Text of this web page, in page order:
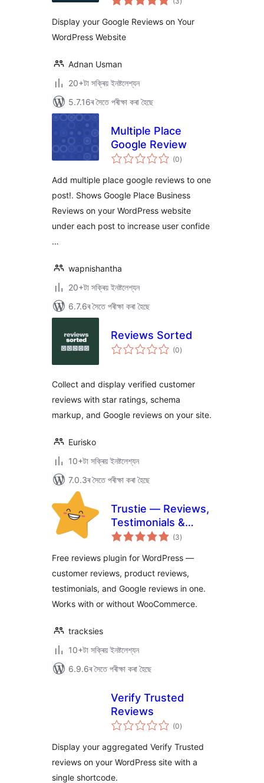
মুঠ
Display your Google Reviews on Your
WordPress Website
Adnan Usman
20+টা সক্ৰিয় ইনষ্টলেশ্যন
5.7.16ৰ সৈতে পৰীক্ষা কৰা হৈছে
Multiple Place
Google Review
(0টা
মুঠ)
Add multiple place google reviews to one
post!. Shows Google Place Business
Reviews on your WordPress website
under each post to increase user confide
…
wapnishantha
20+টা সক্ৰিয় ইনষ্টলেশ্যন
6.7.6ৰ সৈতে পৰীক্ষা কৰা হৈছে
Reviews Sorted
(0টা
মুঠ)
Collect and display verified customer
reviews with star ratings, schema
markup, and Google reviews on your site.
Eurisko
10+টা সক্ৰিয় ইনষ্টলেশ্যন
7.0.3ৰ সৈতে পৰীক্ষা কৰা হৈছে
Trustie — Reviews,
Testimonials &
Google Reviews
(3টা
মুঠ)
Free reviews plugin for WordPress —
customer reviews, product reviews,
testimonials, and Google reviews in one.
Works with or without WooCommerce.
tracksies
10+টা সক্ৰিয় ইনষ্টলেশ্যন
6.9.6ৰ সৈতে পৰীক্ষা কৰা হৈছে
Verify Trusted
Reviews
(0টা
মুঠ)
Display your aggregated Verify Trusted
reviews on your WordPress site with a
single shortcode.